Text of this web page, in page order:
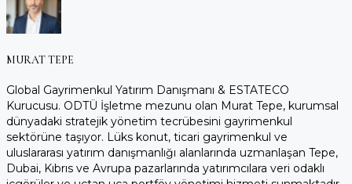
MURAT TEPE
Global Gayrimenkul Yatırım Danışmanı & ESTATECO
Kurucusu. ODTÜ İşletme mezunu olan Murat Tepe, kurumsal
dünyadaki stratejik yönetim tecrübesini gayrimenkul
sektörüne taşıyor. Lüks konut, ticari gayrimenkul ve
uluslararası yatırım danışmanlığı alanlarında uzmanlaşan Tepe,
Dubai, Kıbrıs ve Avrupa pazarlarında yatırımcılara veri odaklı